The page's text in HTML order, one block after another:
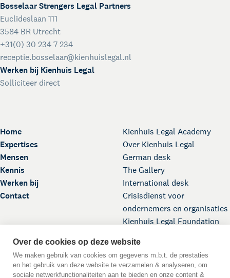
Home
Expertises
Mensen
Kennis
Werken bij
Contact
Kienhuis Legal Academy
Over Kienhuis Legal
German desk
The Gallery
International desk
Crisisdienst voor
ondernemers en organisaties
Kienhuis Legal Foundation
Bosselaar Strengers Legal Partners
Euclideslaan 111
3584 BR Utrecht
+31(0) 30 234 7 234
receptie.bosselaar@kienhuislegal.nl
Werken bij Kienhuis Legal
Solliciteer direct
Over de cookies op deze website
We maken gebruik van cookies om gegevens m.b.t. de prestaties
en het gebruik van deze website te verzamelen & analyseren, om
sociale netwerkfunctionaliteiten aan te bieden en onze content &